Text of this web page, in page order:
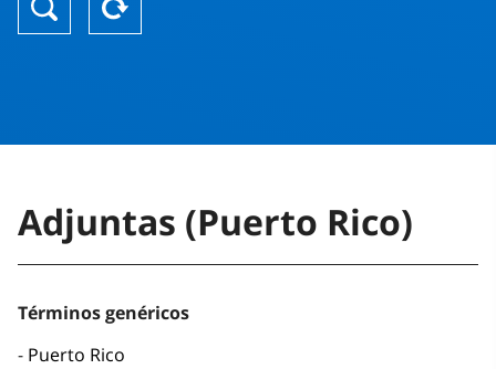
Adjuntas (Puerto Rico)
Términos genéricos
Puerto Rico